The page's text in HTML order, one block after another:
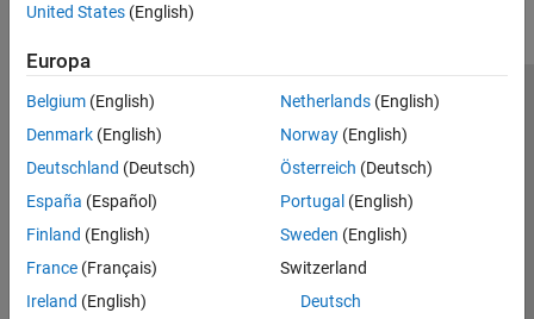
United States (English)
Europa
Belgium (English)
Denmark (English)
Deutschland (Deutsch)
España (Español)
Finland (English)
France (Français)
Ireland (English)
Netherlands(English)
Norway(English)
Österreich (Deutsch)
Portugal (English)
Sweden (English)
Switzerland
Deutsch
Centro de confianza
Marcas comerciales
Política de privacidad
Antipiratería
Estado de las aplicaciones
Información de contacto
© 1994-2026 The MathWorks, Inc.